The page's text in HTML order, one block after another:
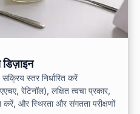
डिज़ाइन
स्तर निर्धारित करें
रेटिनॉल), लक्षित त्वचा प्रकार,
करें, और स्थिरता और संगतता परीक्षणों